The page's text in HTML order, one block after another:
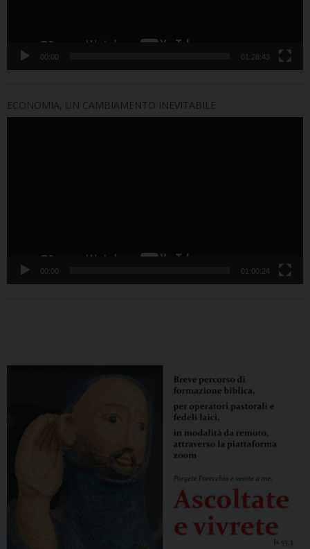
00:00 01:28:43
ECONOMIA, UN CAMBIAMENTO INEVITABILE
00:00 01:00:24